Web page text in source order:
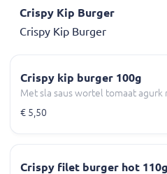
Crispy Kip Burger
Crispy Kip Burger
Crispy kip burger 100g
Met sla saus wortel tomaat agurk
€ 5,50
Crispy filet burger hot 110g